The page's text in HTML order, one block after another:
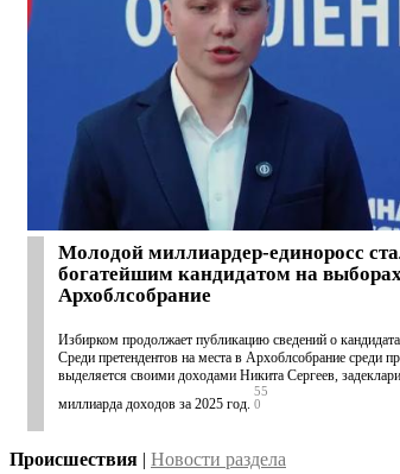
Молодой миллиардер-единоросс
богатейшим кандидатом на
Архоблсобрание
Избирком продолжает публикацию сведений о
Среди претендентов на места в Архоблсобрание среди
выделяется своими доходами Никита Сергеев,
миллиарда доходов за 2025 год.
55
0
Происшествия | Новости раздела